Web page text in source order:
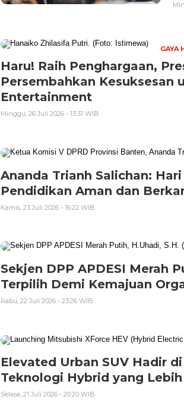
GAYA
Haru! Raih Penghargaan,
Persembahkan Kesuksesan
Entertainment
Minggu, 26 Juli 2026 - 13:31 WIB
Ananda Trianh Salichan:
Pendidikan Aman dan
Kamis, 23 Juli 2026 - 16:22 WIB
Sekjen DPP APDESI Merah
Terpilih Demi Kemajuan
Rabu, 22 Juli 2026 - 23:26 WIB
Elevated Urban SUV Hadir
Teknologi Hybrid yang
Selasa, 21 Juli 2026 - 20:20 WIB